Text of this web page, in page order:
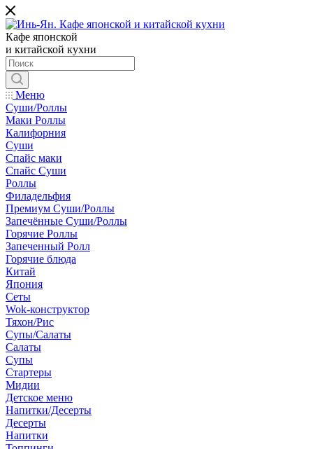
Кафе японской
и китайской кухни
Меню
Суши/Роллы
Маки Роллы
Калифорния
Суши
Спайс маки
Спайс Суши
Роллы
Филадельфия
Премиум Суши/Роллы
Запечённые Cуши/Роллы
Горячие Роллы
Запеченный Ролл
Горячие блюда
Китай
Япония
Сеты
Wok-конструктор
Тяхон/Рис
Супы/Салаты
Салаты
Супы
Стартеры
Мидии
Детское меню
Напитки/Десерты
Десерты
Напитки